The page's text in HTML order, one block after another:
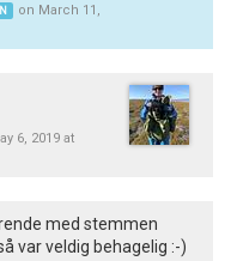
on March 11,
6, 2019 at
med stemmen
var veldig behagelig :-)